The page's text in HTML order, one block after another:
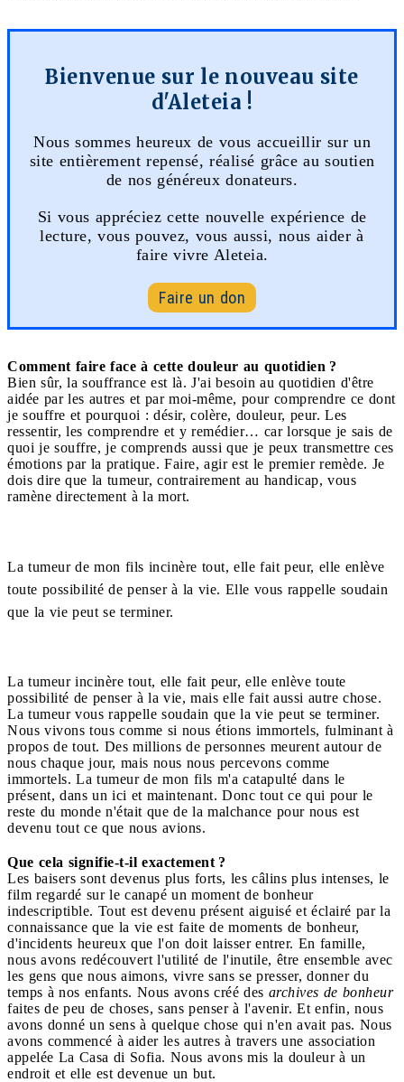
Bienvenue sur le nouveau site
d'Aleteia !
Nous sommes heureux de vous accueillir sur un
site entièrement repensé, réalisé grâce au soutien
de nos généreux donateurs.
Si vous appréciez cette nouvelle expérience de
lecture, vous pouvez, vous aussi, nous aider à
faire vivre Aleteia.
Faire un don
Comment faire face à cette douleur au quotidien ?
Bien sûr, la souffrance est là. J'ai besoin au quotidien d'être
aidée par les autres et par moi-même, pour comprendre ce dont
je souffre et pourquoi : désir, colère, douleur, peur. Les
ressentir, les comprendre et y remédier… car lorsque je sais de
quoi je souffre, je comprends aussi que je peux transmettre ces
émotions par la pratique. Faire, agir est le premier remède. Je
dois dire que la tumeur, contrairement au handicap, vous
ramène directement à la mort.
La tumeur de mon fils incinère tout, elle fait peur, elle enlève
toute possibilité de penser à la vie. Elle vous rappelle soudain
que la vie peut se terminer.
La tumeur incinère tout, elle fait peur, elle enlève toute
possibilité de penser à la vie, mais elle fait aussi autre chose.
La tumeur vous rappelle soudain que la vie peut se terminer.
Nous vivons tous comme si nous étions immortels, fulminant à
propos de tout. Des millions de personnes meurent autour de
nous chaque jour, mais nous nous percevons comme
immortels. La tumeur de mon fils m'a catapulté dans le
présent, dans un ici et maintenant. Donc tout ce qui pour le
reste du monde n'était que de la malchance pour nous est
devenu tout ce que nous avions.
Que cela signifie-t-il exactement ?
Les baisers sont devenus plus forts, les câlins plus intenses, le
film regardé sur le canapé un moment de bonheur
indescriptible. Tout est devenu présent aiguisé et éclairé par la
connaissance que la vie est faite de moments de bonheur,
d'incidents heureux que l'on doit laisser entrer. En famille,
nous avons redécouvert l'utilité de l'inutile, être ensemble avec
les gens que nous aimons, vivre sans se presser, donner du
temps à nos enfants. Nous avons créé des archives de bonheur
faites de peu de choses, sans penser à l'avenir. Et enfin, nous
avons donné un sens à quelque chose qui n'en avait pas. Nous
avons commencé à aider les autres à travers une association
appelée La Casa di Sofia. Nous avons mis la douleur à un
endroit et elle est devenue un but.